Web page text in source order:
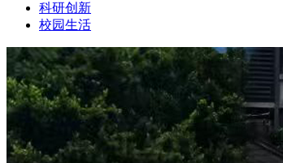
科研创新
校园生活